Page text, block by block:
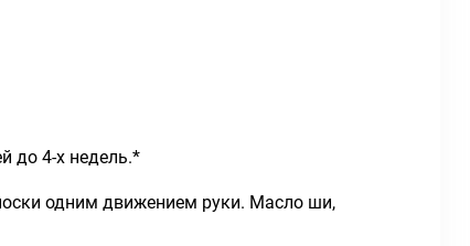
до 4-х недель.*
одним движением руки. Масло ши,